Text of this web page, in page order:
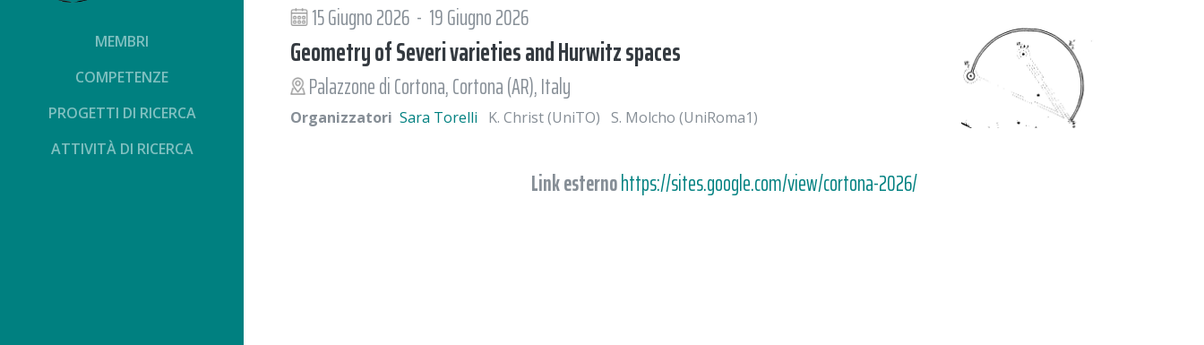
MEMBRI
COMPETENZE
PROGETTI DI RICERCA
ATTIVITÀ DI RICERCA
15 Giugno 2026 - 19 Giugno 2026
Geometry of Severi varieties and Hurwitz spaces
Palazzone di Cortona, Cortona (AR), Italy
Organizzatori Sara Torelli K. Christ (UniTO) S. Molcho (UniRoma1)
Link esternohttps://sites.google.com/view/cortona-2026/